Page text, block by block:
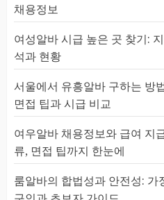
채용정보
여성알바 시급 높은 곳 찾기:
석과 현황
서울에서 유흥알바 구하는 방
면접 팁과 시급 비교
여우알바 채용정보와 급여 지
류, 면접 팁까지 한눈에
룸알바의 합법성과 안전성: